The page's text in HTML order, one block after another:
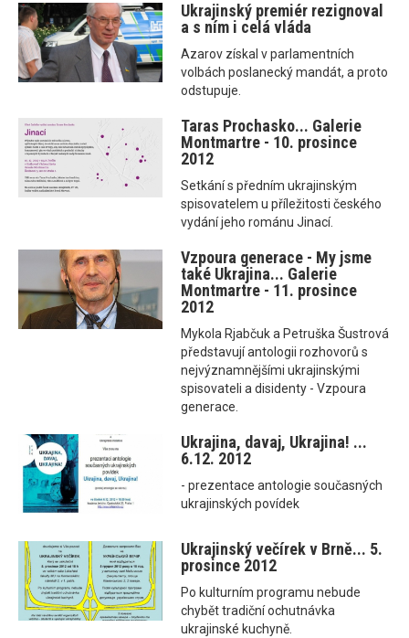
Ukrajinský premiér rezignoval
a s ním i celá vláda
Azarov získal v parlamentních
volbách poslanecký mandát, a proto
odstupuje.
Taras Prochasko... Galerie
Montmartre - 10. prosince
2012
Setkání s předním ukrajinským
spisovatelem u příležitosti českého
vydání jeho románu Jinací.
Vzpoura generace - My jsme
také Ukrajina... Galerie
Montmartre - 11. prosince
2012
Mykola Rjabčuk a Petruška Šustrová
představují antologii rozhovorů s
nejvýznamnějšími ukrajinskými
spisovateli a disidenty - Vzpoura
generace.
Ukrajina, davaj, Ukrajina! ...
6.12. 2012
- prezentace antologie současných
ukrajinských povídek
Ukrajinský večírek v Brně... 5.
prosince 2012
Po kulturním programu nebude
chybět tradiční ochutnávka
ukrajinské kuchyně.